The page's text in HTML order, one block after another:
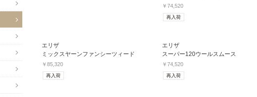
￥74,520
再入荷
エリザ
ミックスヤーンファンシーツィード
￥85,320
再入荷
エリザ
スーパー120ウールスムース
￥74,520
再入荷